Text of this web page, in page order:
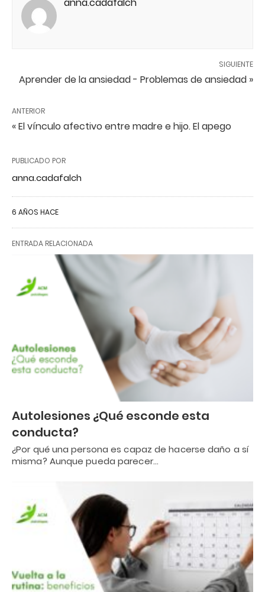
SIGUIENTE
Aprender de la ansiedad - Problemas de ansiedad »
ANTERIOR
« El vínculo afectivo entre madre e hijo. El apego
PUBLICADO POR
anna.cadafalch
6 AÑOS HACE
ENTRADA RELACIONADA
Autolesiones ¿Qué esconde esta
conducta?
¿Por qué una persona es capaz de hacerse daño a sí
misma? Aunque pueda parecer…